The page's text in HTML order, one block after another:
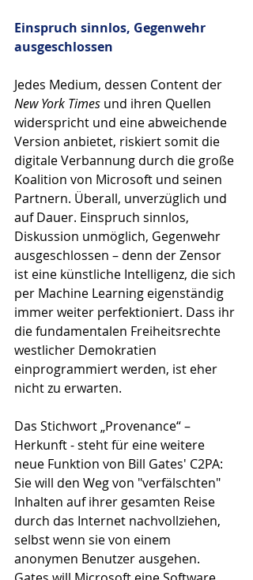
Einspruch sinnlos, Gegenwehr
ausgeschlossen
Jedes Medium, dessen Content der
New York Times und ihren Quellen
widerspricht und eine abweichende
Version anbietet, riskiert somit die
digitale Verbannung durch die große
Koalition von Microsoft und seinen
Partnern. Überall, unverzüglich und
auf Dauer. Einspruch sinnlos,
Diskussion unmöglich, Gegenwehr
ausgeschlossen – denn der Zensor
ist eine künstliche Intelligenz, die sich
per Machine Learning eigenständig
immer weiter perfektioniert. Dass ihr
die fundamentalen Freiheitsrechte
westlicher Demokratien
einprogrammiert werden, ist eher
nicht zu erwarten.
Das Stichwort „Provenance“ –
Herkunft - steht für eine weitere
neue Funktion von Bill Gates' C2PA:
Sie will den Weg von "verfälschten"
Inhalten auf ihrer gesamten Reise
durch das Internet nachvollziehen,
selbst wenn sie von einem
anonymen Benutzer ausgehen.